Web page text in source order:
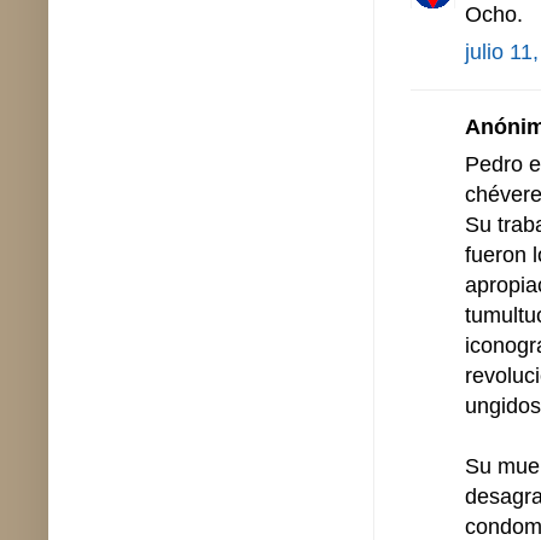
Ocho.
julio
Pedro
Su
fueron
Su